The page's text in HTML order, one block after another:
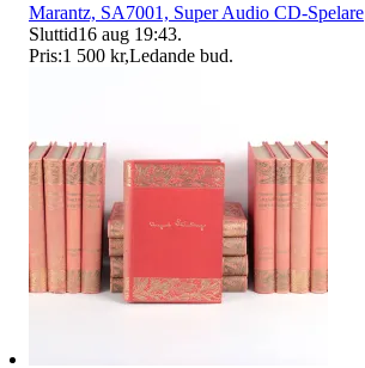
Marantz, SA7001, Super Audio CD-Spelare
Sluttid16 aug 19:43.
Pris:1 500 kr,Ledande bud.